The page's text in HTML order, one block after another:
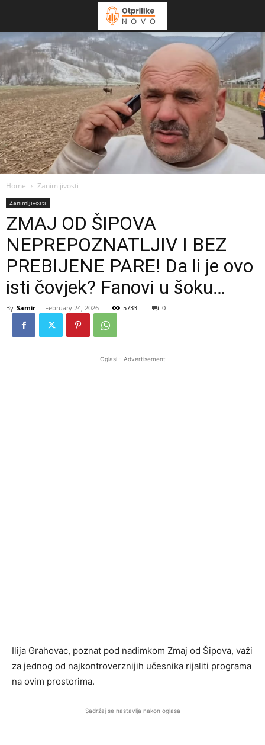
Home Zanimljivosti
Zanimljivosti
ZMAJ OD ŠIPOVA
NEPREPOZNATLJIV I BEZ
PREBIJENE PARE! Da li je ovo
isti čovjek? Fanovi u šoku…
By Samir - February 24, 2026 5733 0
Oglasi - Advertisement
Ilija Grahovac, poznat pod nadimkom Zmaj od Šipova, važi
za jednog od najkontroverznijih učesnika rijaliti programa
na ovim prostorima.
Sadržaj se nastavlja nakon oglasa